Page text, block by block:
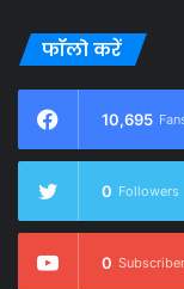
फॉलो करें
10,695
0 Followers
0